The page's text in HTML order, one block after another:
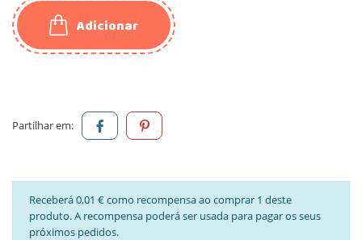
Adicionar
Partilhar em:
Receberá 0,01 € como recompensa ao comprar 1 deste
produto. A recompensa poderá ser usada para pagar os seus
próximos pedidos.